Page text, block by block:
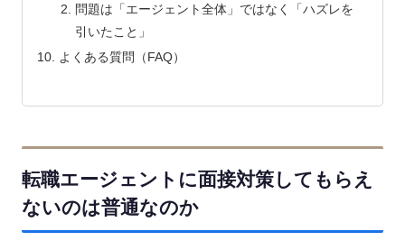
問題は「エージェント全体」ではなく「ハズレを
引いたこと」
よくある質問（FAQ）
転職エージェントに面接対策してもらえ
ないのは普通なのか